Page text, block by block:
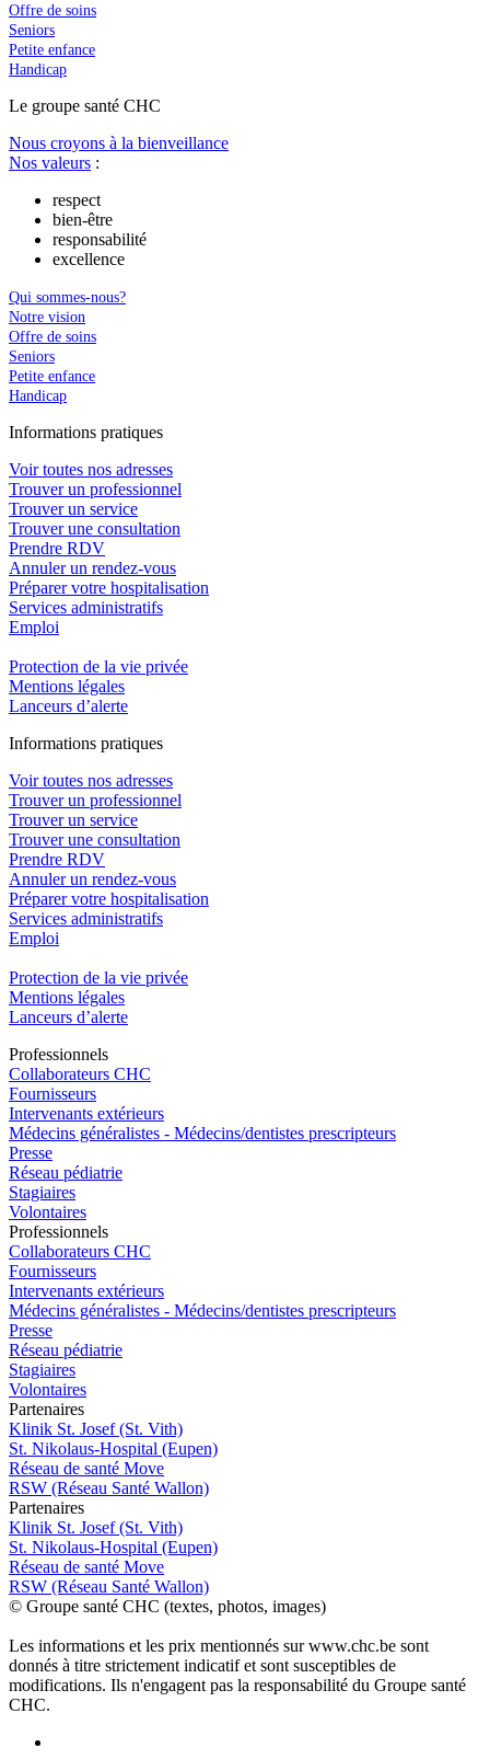
Offre de soins
Seniors
Petite enfance
Handicap
Le groupe santé CHC
Nous croyons à la bienveillance
Nos valeurs :
respect
bien-être
responsabilité
excellence
Qui sommes-nous?
Notre vision
Offre de soins
Seniors
Petite enfance
Handicap
Informations pratiques
Voir toutes nos adresses
Trouver un professionnel
Trouver un service
Trouver une consultation
Prendre RDV
Annuler un rendez-vous
Préparer votre hospitalisation
Services administratifs
Emploi​
Protection de la vie privée
Mentions légales
Lanceurs d’alerte
Informations pratiques
Voir toutes nos adresses
Trouver un professionnel
Trouver un service
Trouver une consultation
Prendre RDV
Annuler un rendez-vous
Préparer votre hospitalisation
Services administratifs
Emploi​
Protection de la vie privée
Mentions légales
Lanceurs d’alerte
Professionnels
Collaborateurs CHC
Fournisseurs
Intervenants extérieurs
Médecins généralistes - Médecins/dentistes prescripteurs
Presse
Réseau pédiatrie
Stagiaires
Volontaires
Professionnels
Collaborateurs CHC
Fournisseurs
Intervenants extérieurs
Médecins généralistes - Médecins/dentistes prescripteurs
Presse
Réseau pédiatrie
Stagiaires
Volontaires
Partenaires
Klinik St. Josef (St. Vith)
St. Nikolaus-Hospital (Eupen)
Réseau de santé Move
RSW (Réseau Santé Wallon)
Partenaires
Klinik St. Josef (St. Vith)
St. Nikolaus-Hospital (Eupen)
Réseau de santé Move
RSW (Réseau Santé Wallon)
© Groupe santé CHC (textes, photos, images)
Les informations et les prix mentionnés sur www.chc.be sont
donnés à titre strictement indicatif et sont susceptibles de
modifications. Ils n'engagent pas la responsabilité du Groupe santé
CHC.